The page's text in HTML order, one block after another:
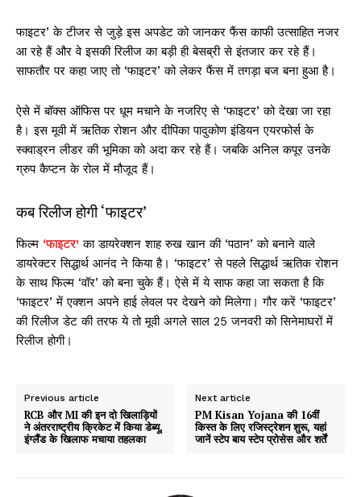
फाइटर’ के टीजर से जुड़े इस अपडेट को जानकर फैंस काफी उत्साहित नजर
आ रहे हैं और वे इसकी रिलीज का बड़ी ही बेसब्री से इंतजार कर रहे हैं।
साफतौर पर कहा जाए तो ‘फाइटर’ को लेकर फैंस में तगड़ा बज बना हुआ है।
ऐसे में बॉक्स ऑफिस पर धूम मचाने के नजरिए से ‘फाइटर’ को देखा जा रहा
है। इस मूवी में ऋतिक रोशन और दीपिका पादुकोण इंडियन एयरफोर्स के
स्क्वाड्रन लीडर की भूमिका को अदा कर रहे हैं। जबकि अनिल कपूर उनके
ग्रुप कैप्टन के रोल में मौजूद हैं।
कब रिलीज होगी ‘फाइटर’
फिल्म ‘फाइटर’ का डायरेक्शन शाह रुख खान की ‘पठान’ को बनाने वाले
डायरेक्टर सिद्धार्थ आनंद ने किया है। ‘फाइटर’ से पहले सिद्धार्थ ऋतिक रोशन
के साथ फिल्म ‘वॉर’ को बना चुके हैं। ऐसे में ये साफ कहा जा सकता है कि
‘फाइटर’ में एक्शन अपने हाई लेवल पर देखने को मिलेगा। गौर करें ‘फाइटर’
की रिलीज डेट की तरफ ये तो मूवी अगले साल 25 जनवरी को सिनेमाघरों में
रिलीज होगी।
Previous article
RCB और MI की इन दो खिलाड़ियों
ने अंतरराष्ट्रीय क्रिकेट में किया डेब्यू,
इंग्लैंड के खिलाफ मचाया तहलका
Next article
PM Kisan Yojana की 16वीं
किस्त के लिए रजिस्ट्रेशन शुरू, यहां
जानें स्टेप बाय स्टेप प्रोसेस और शर्तें